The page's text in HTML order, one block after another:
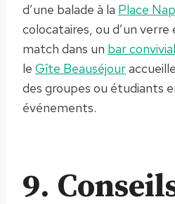
d’une balade à la Place
colocataires, ou d’un
match dans un bar convivial
le Gîte Beauséjour
des groupes ou étudiants
événements.
9.